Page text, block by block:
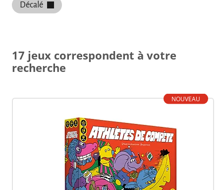
Décalé
17 jeux correspondent à votre
recherche
NOUVEAU